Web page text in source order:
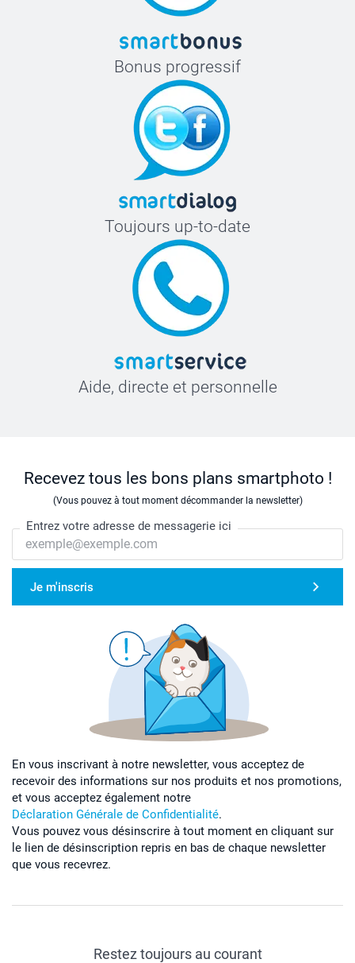
Bonus progressif
Toujours up-to-date
Aide, directe et personnelle
Recevez tous les bons plans smartphoto !
(Vous pouvez à tout moment décommander la newsletter)
Entrez votre adresse de messagerie ici
Je m'inscris
En vous inscrivant à notre newsletter, vous acceptez de
recevoir des informations sur nos produits et nos promotions,
et vous acceptez également notre
Déclaration Générale de Confidentialité.
Vous pouvez vous désinscrire à tout moment en cliquant sur
le lien de désinscription repris en bas de chaque newsletter
que vous recevrez.
Restez toujours au courant